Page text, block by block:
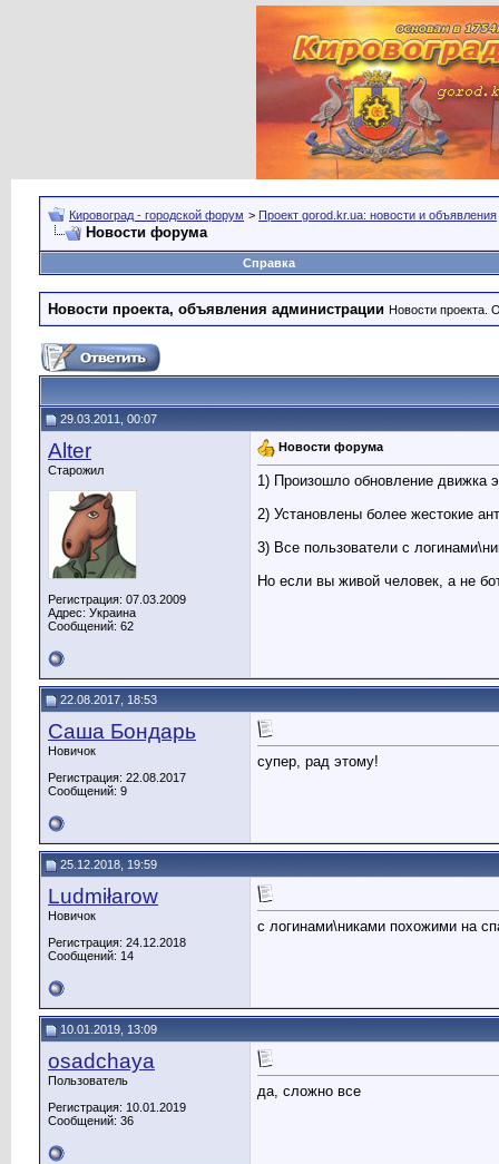
Кировоград - городской форум > Проект gorod.kr.ua: новости и объявления
Новости форума
Справка
Новости проекта, объявления администрации Новости проекта.
29.03.2011, 00:07
Alter
Старожил
Регистрация: 07.03.2009
Адрес: Украина
Сообщений: 62
Новости форума
1) Произошло обновление движка
2) Установлены более жестокие
3) Все пользователи с
Но если вы живой человек, а не
22.08.2017, 18:53
Саша Бондарь
Новичок
Регистрация: 22.08.2017
Сообщений: 9
супер, рад этому!
25.12.2018, 19:59
Ludmiłarow
Новичок
Регистрация: 24.12.2018
Сообщений: 14
с логинами\никами похожими на
10.01.2019, 13:09
osadchaya
Пользователь
Регистрация: 10.01.2019
Сообщений: 36
да, сложно все